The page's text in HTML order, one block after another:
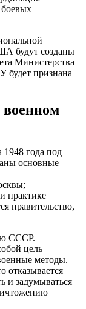
будут созданы
Министерства
будет признана
1948 года под
основные
практике
правительство,
СССР.
цель
методы.
отказывается
и задумываться